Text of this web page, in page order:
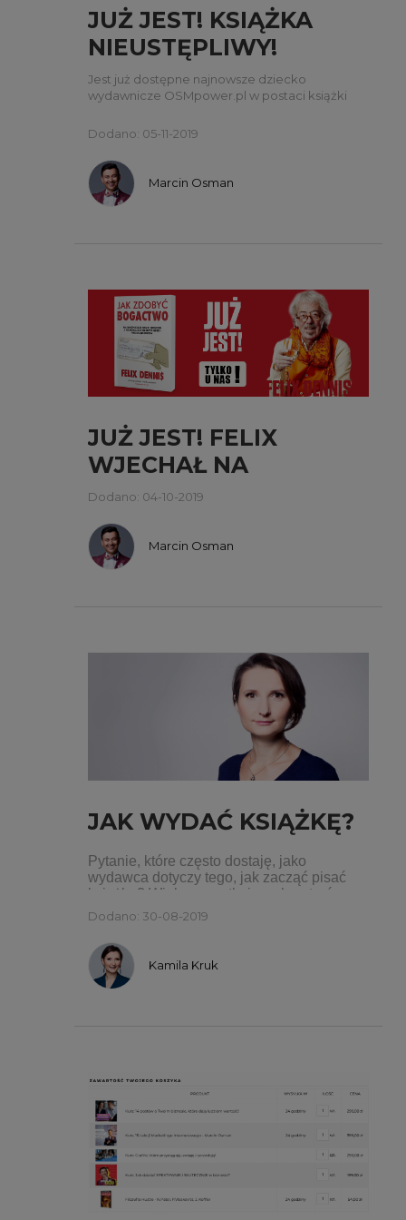
JUŻ JEST! KSIĄŻKA
NIEUSTĘPLIWY!
Dodano: 05-11-2019
Jest już dostępne najnowsze dziecko
wydawnicze OSMpower.pl w postaci książki
Marcin Osman
JUŻ JEST! FELIX
WJECHAŁ NA
MAGAZYN!
Dodano: 04-10-2019
Marcin Osman
JAK WYDAĆ KSIĄŻKĘ?
Dodano: 30-08-2019
Pytanie, które często dostaję, jako
wydawca dotyczy tego, jak zacząć pisać
książkę? Wielu początkujących autorów
pyta między innymi o to, w jakim programie
godzinowo?
Kamila Kruk